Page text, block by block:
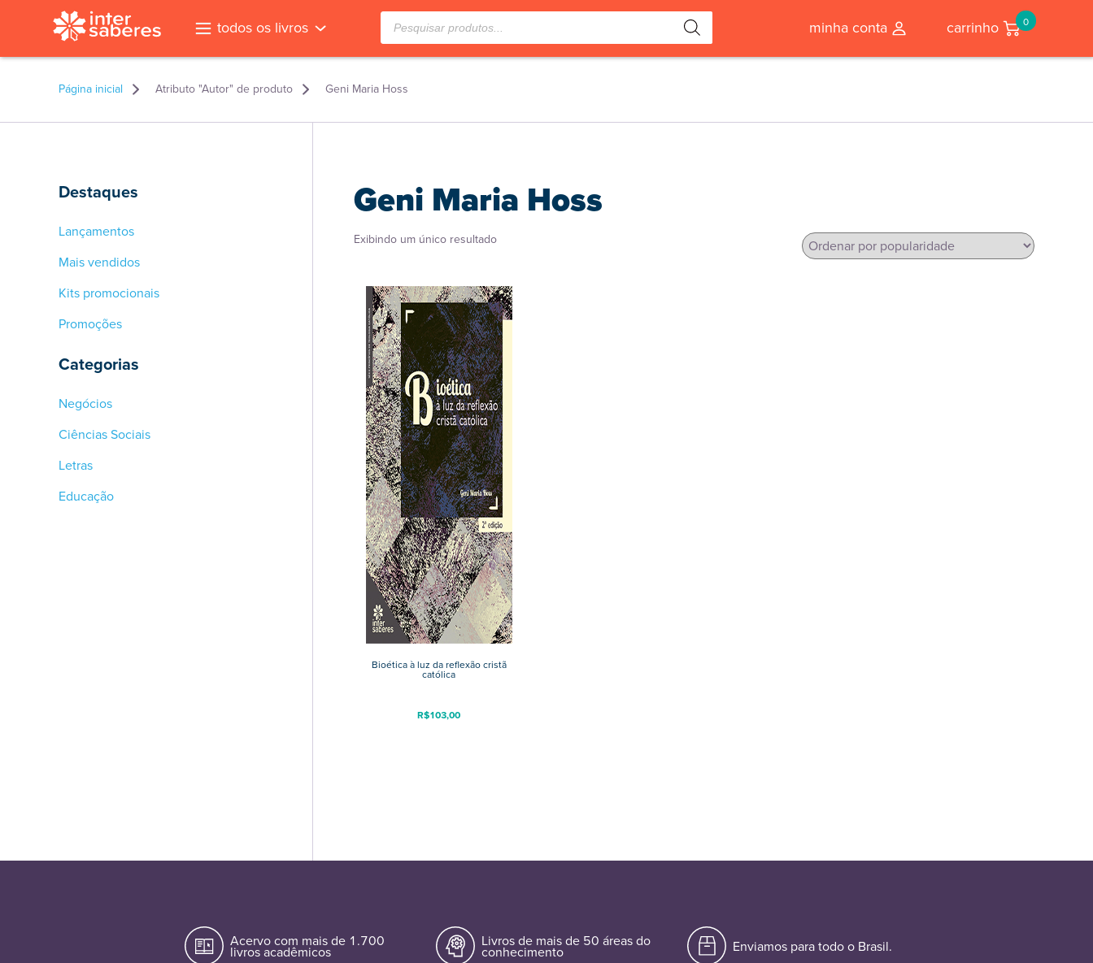
todos os livros Pesquisar
produtos minha conta carrinho 0
Página inicial Atributo "Autor" de produto Geni Maria Hoss
Destaques
Lançamentos
Mais vendidos
Kits promocionais
Promoções
Categorias
Negócios
Ciências Sociais
Letras
Educação
Geni Maria Hoss
Exibindo um único resultado
Bioética à luz da reflexão cristã
católica
R$103,00
Acervo com mais de 1.700
livros acadêmicos
Livros de mais de 50 áreas do
conhecimento Enviamos para todo o Brasil.